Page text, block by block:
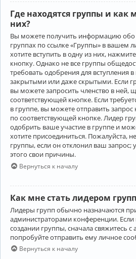
Где находятся группы и как
них?
Вы можете получить информацию
группах по ссылке «Группы» в вашем
хотите вступить в одну из них,
кнопку. Однако не все группы
требовать одобрения для вступления
закрытыми или даже скрытыми. Если
вы можете запросить членство в ней,
соответствующей кнопке. Если
в группе, вы можете отправить запрос
по соответствующей кнопке. Лидер
одобрить ваше участие в группе и
хотите присоединиться. Пожалуйста,
группы, если он отклонил ваш запрос;
этого свои причины.
Вернуться к началу
Как мне стать лидером
Лидеры групп обычно назначаются
администраторами конференции. Если
создании группы, сначала свяжитесь
попробуйте отправить ему личное
Вернуться к началу